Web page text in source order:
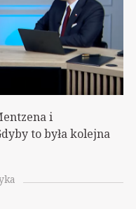
i
to była kolejna